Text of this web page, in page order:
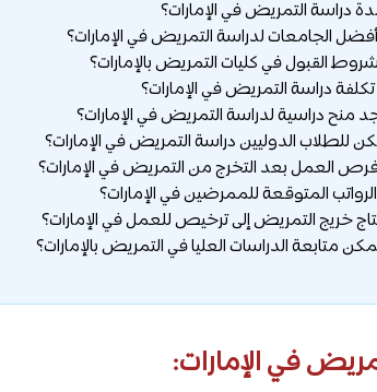
في الإمارات: